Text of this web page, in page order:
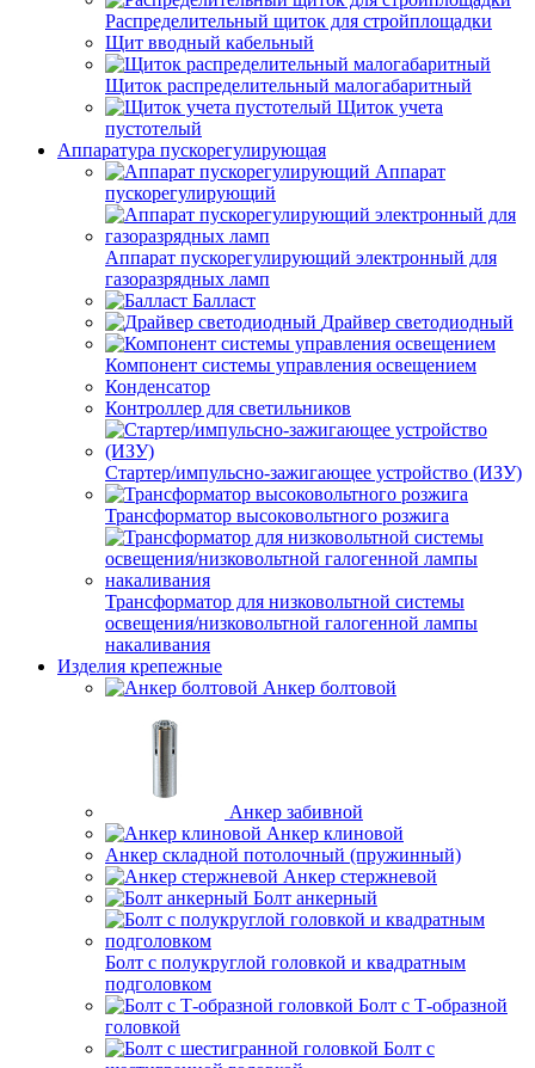
Распределительный щиток для стройплощадки
Щит вводный кабельный
Щиток распределительный малогабаритный
Щиток учета
пустотелый
Аппаратура пускорегулирующая
Аппарат
пускорегулирующий
Аппарат пускорегулирующий электронный для
газоразрядных ламп
Балласт
Драйвер светодиодный
Компонент системы управления освещением
Конденсатор
Контроллер для светильников
Стартер/импульсно-зажигающее устройство (ИЗУ)
Трансформатор высоковольтного розжига
Трансформатор для низковольтной системы
освещения/низковольтной галогенной лампы
накаливания
Изделия крепежные
Анкер болтовой
Анкер забивной
Анкер клиновой
Анкер складной потолочный (пружинный)
Анкер стержневой
Болт анкерный
Болт с полукруглой головкой и квадратным
подголовком
Болт с Т-образной
головкой
Болт с